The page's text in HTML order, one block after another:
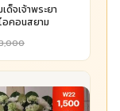
ด็จเจ้าพระยา
อคอนสยาม